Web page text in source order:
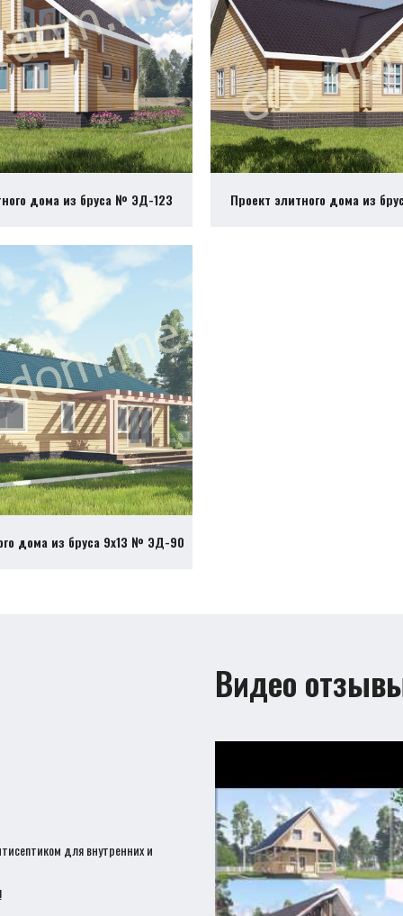
дома из бруса № ЭД-123 Проект элитного дома из
дома из бруса 9х13 № ЭД-90
для внутренних и
Видео